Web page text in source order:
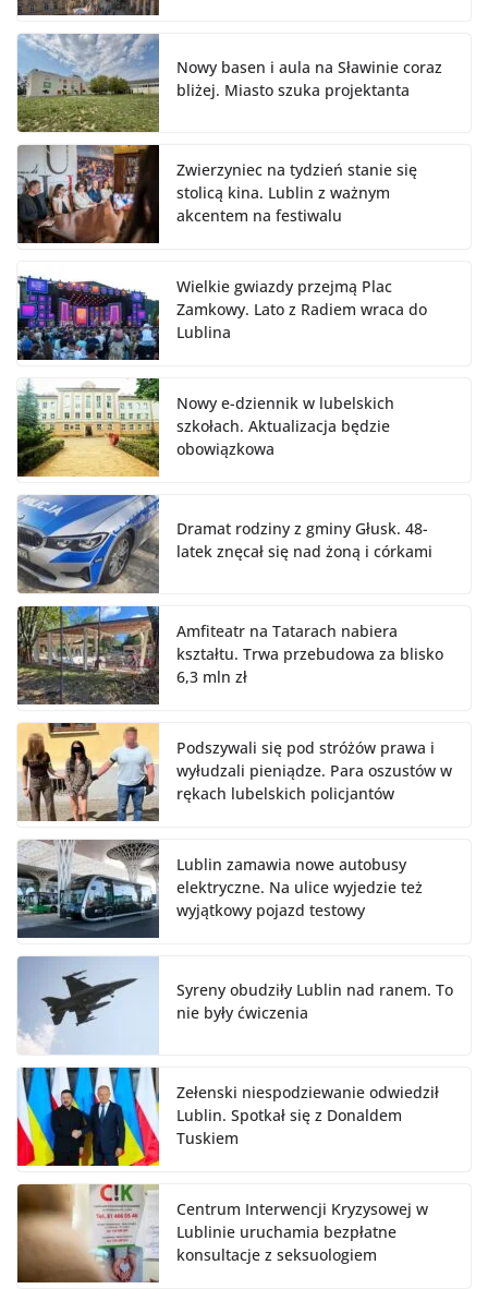
Nowy basen i aula na Sławinie coraz
bliżej. Miasto szuka projektanta
Zwierzyniec na tydzień stanie się
stolicą kina. Lublin z ważnym
akcentem na festiwalu
Wielkie gwiazdy przejmą Plac
Zamkowy. Lato z Radiem wraca do
Lublina
Nowy e-dziennik w lubelskich
szkołach. Aktualizacja będzie
obowiązkowa
Dramat rodziny z gminy Głusk. 48-
latek znęcał się nad żoną i córkami
Amfiteatr na Tatarach nabiera
kształtu. Trwa przebudowa za blisko
6,3 mln zł
Podszywali się pod stróżów prawa i
wyłudzali pieniądze. Para oszustów w
rękach lubelskich policjantów
Lublin zamawia nowe autobusy
elektryczne. Na ulice wyjedzie też
wyjątkowy pojazd testowy
Syreny obudziły Lublin nad ranem. To
nie były ćwiczenia
Zełenski niespodziewanie odwiedził
Lublin. Spotkał się z Donaldem
Tuskiem
Centrum Interwencji Kryzysowej w
Lublinie uruchamia bezpłatne
konsultacje z seksuologiem